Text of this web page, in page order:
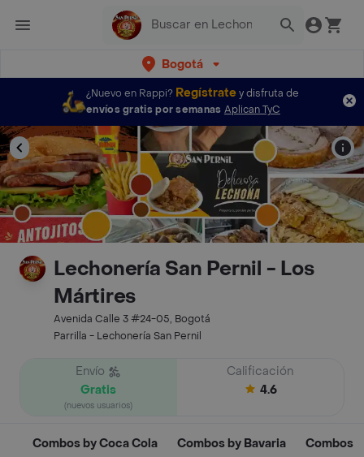
Bogotá
¿Nuevo en Rappi? Regístratey disfruta de
envíos gratis por semanas Aplican TyC
Lechonería San Pernil - Los
Mártires
Avenida Calle 3 #24-05, Bogotá
Parrilla - Lechonería San Pernil
Envío
Gratis
(nuevos usuarios)
Calificación
4.6
Combos by Coca Cola Combos by Bavaria Combos